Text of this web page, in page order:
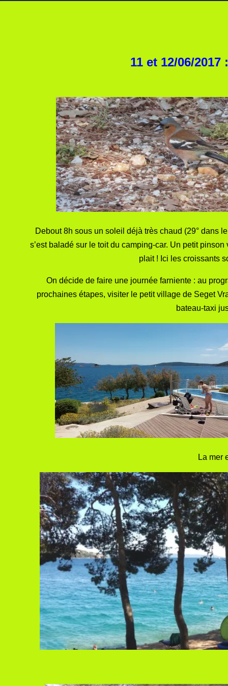
11 et 12/06/
Debout 8h sous un soleil déjà très chaud (29° dans
s’est baladé sur le toit du camping-car. Un petit
plait ! Ici les croissants
On décide de faire une journée farniente : au
prochaines étapes, visiter le petit village de Seget
bateau-taxi
La mer